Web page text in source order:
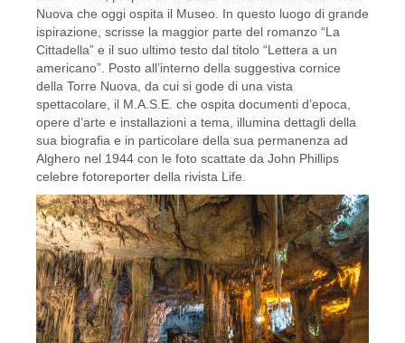
Nuova che oggi ospita il Museo. In questo luogo di grande
ispirazione, scrisse la maggior parte del romanzo “La
Cittadella” e il suo ultimo testo dal titolo “Lettera a un
americano”. Posto all’interno della suggestiva cornice
della Torre Nuova, da cui si gode di una vista
spettacolare, il M.A.S.E. che ospita documenti d’epoca,
opere d’arte e installazioni a tema, illumina dettagli della
sua biografia e in particolare della sua permanenza ad
Alghero nel 1944 con le foto scattate da John Phillips
celebre fotoreporter della rivista Life.